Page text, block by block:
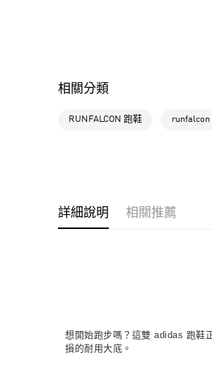
相關分類
RUNFALCON 跑鞋 runfalcon
詳細說明 相關推薦
想開始跑步嗎？這雙 adidas 跑鞋
損的耐用大底。